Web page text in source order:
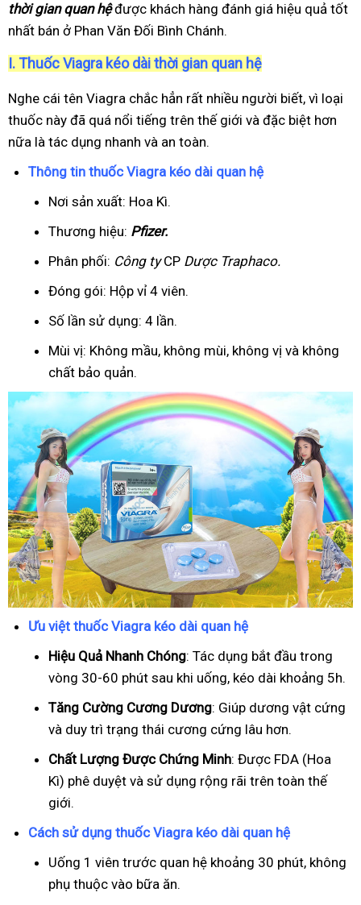
thời gian quan hệđược khách hàng đánh giá hiệu quả tốt
nhất bán ở Phan Văn Đối Bình Chánh.
I. Thuốc Viagra kéo dài thời gian quan hệ
Nghe cái tên Viagra chắc hẳn rất nhiều người biết, vì loại
thuốc này đã quá nổi tiếng trên thế giới và đặc biệt hơn
nữa là tác dụng nhanh và an toàn.
Thông tin thuốc Viagra kéo dài quan hệ
Nơi sản xuất: Hoa Kì.
Thương hiệu: Pfizer.
Phân phối: Công tyCP Dược Traphaco.
Đóng gói: Hộp vỉ 4 viên.
Số lần sử dụng: 4 lần.
Mùi vị: Không mầu, không mùi, không vị và không
chất bảo quản.
Ưu việt thuốc Viagra kéo dài quan hệ
Hiệu Quả Nhanh Chóng: Tác dụng bắt đầu trong
vòng 30-60 phút sau khi uống, kéo dài khoảng 5h.
Tăng Cường Cương Dương: Giúp dương vật cứng
và duy trì trạng thái cương cứng lâu hơn.
Chất Lượng Được Chứng Minh: Được FDA (Hoa
Kì) phê duyệt và sử dụng rộng rãi trên toàn thế
giới.
Cách sử dụng thuốc Viagra kéo dài quan hệ
Uống 1 viên trước quan hệ khoảng 30 phút, không
phụ thuộc vào bữa ăn.